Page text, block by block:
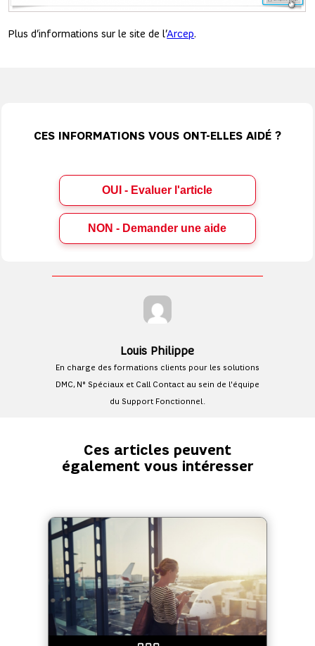
Plus d’informations sur le site de l’Arcep.
CES INFORMATIONS VOUS ONT-ELLES AIDÉ ?
OUI - Evaluer l'article
Louis Philippe
En charge des formations clients pour les solutions
DMC, N° Spéciaux et Call Contact au sein de l'équipe
du Support Fonctionnel.
Ces articles peuvent
également vous intéresser